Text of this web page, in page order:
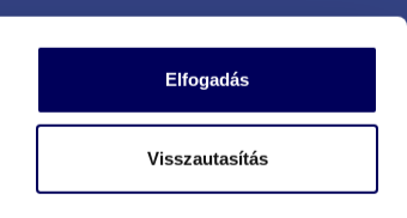
Elfogadás
Visszautasítás